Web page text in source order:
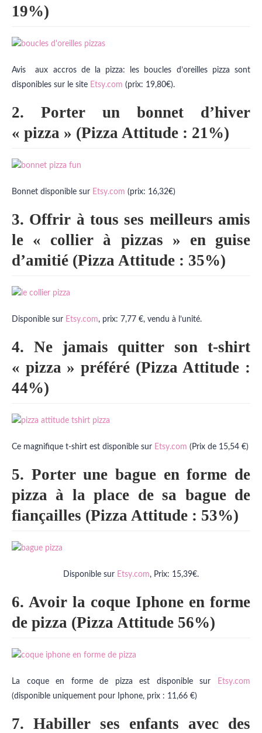
19%)
Avis aux accros de la pizza: les boucles d’oreilles pizza sont
disponibles sur le site Etsy.com (prix: 19,80€).
2. Porter un bonnet d’hiver
« pizza » (Pizza Attitude : 21%)
Bonnet disponible sur Etsy.com (prix: 16,32€)
3. Offrir à tous ses meilleurs amis
le « collier à pizzas » en guise
d’amitié (Pizza Attitude : 35%)
Disponible sur Etsy.com, prix: 7,77 €, vendu à l’unité.
4. Ne jamais quitter son t-shirt
« pizza » préféré (Pizza Attitude :
44%)
Ce magnifique t-shirt est disponible sur Etsy.com (Prix de 15,54 €)
5. Porter une bague en forme de
pizza à la place de sa bague de
fiançailles (Pizza Attitude : 53%)
Disponible sur Etsy.com, Prix: 15,39€.
6. Avoir la coque Iphone en forme
de pizza (Pizza Attitude 56%)
La coque en forme de pizza est disponible sur
Etsy.com
(disponible uniquement pour Iphone, prix : 11,66 €)
7. Habiller ses enfants avec des